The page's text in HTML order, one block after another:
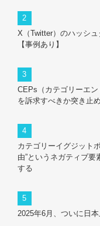
X（Twitter）のハッシ
【事例あり】
CEPs（カテゴリーエ
を訴求すべきか突き止
カテゴリーイグジット
由”というネガティブ
する
2025年6月、ついに日